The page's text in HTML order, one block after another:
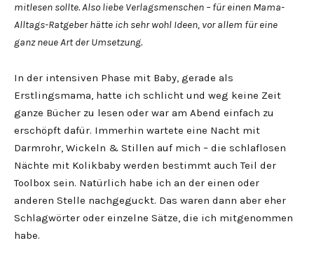
mitlesen sollte. Also liebe Verlagsmenschen – für einen Mama-
Alltags-Ratgeber hätte ich sehr wohl Ideen, vor allem für eine
ganz neue Art der Umsetzung.
In der intensiven Phase mit Baby, gerade als
Erstlingsmama, hatte ich schlicht und weg keine Zeit
ganze Bücher zu lesen oder war am Abend einfach zu
erschöpft dafür. Immerhin wartete eine Nacht mit
Darmrohr, Wickeln & Stillen auf mich – die schlaflosen
Nächte mit Kolikbaby werden bestimmt auch Teil der
Toolbox sein. Natürlich habe ich an der einen oder
anderen Stelle nachgeguckt. Das waren dann aber eher
Schlagwörter oder einzelne Sätze, die ich mitgenommen
habe.